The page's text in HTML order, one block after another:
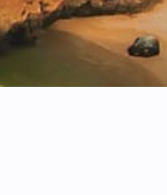
Créditos: Oliver Clarke